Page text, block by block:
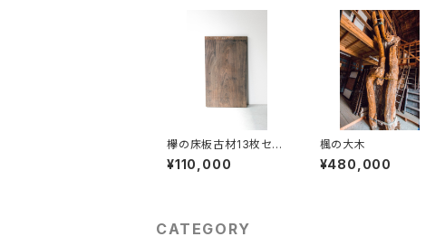
欅の床板古材13枚セッ
ト
¥110,000
楓の大木
¥480,000
CATEGORY